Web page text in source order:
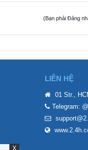
(Bạn phải Đăng
LIÊN HỆ
01 Str.,
Telegram:
X